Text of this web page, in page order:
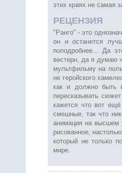
этих краях не самая
РЕЦЕНЗИЯ
"Ранго" - это
он и останется
поподробнее... Да
вестерн, да я думаю
мультфильму на
не геройского
как и должно быть
пересказывать
кажется что вот
смешные, так что
анимация на высшем
рисованное,
который не только
мире.